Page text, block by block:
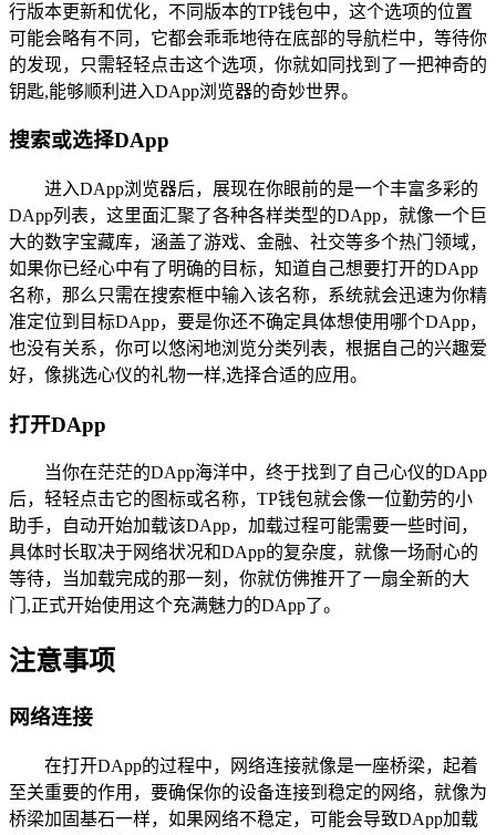
行版本更新和优化，不同版本的TP钱包中，这个选项的位置
可能会略有不同，它都会乖乖地待在底部的导航栏中，等待你
的发现，只需轻轻点击这个选项，你就如同找到了一把神奇的
钥匙,能够顺利进入DApp浏览器的奇妙世界。
搜索或选择DApp
进入DApp浏览器后，展现在你眼前的是一个丰富多彩的
DApp列表，这里面汇聚了各种各样类型的DApp，就像一个巨
大的数字宝藏库，涵盖了游戏、金融、社交等多个热门领域，
如果你已经心中有了明确的目标，知道自己想要打开的DApp
名称，那么只需在搜索框中输入该名称，系统就会迅速为你精
准定位到目标DApp，要是你还不确定具体想使用哪个DApp，
也没有关系，你可以悠闲地浏览分类列表，根据自己的兴趣爱
好，像挑选心仪的礼物一样,选择合适的应用。
打开DApp
当你在茫茫的DApp海洋中，终于找到了自己心仪的DApp
后，轻轻点击它的图标或名称，TP钱包就会像一位勤劳的小
助手，自动开始加载该DApp，加载过程可能需要一些时间，
具体时长取决于网络状况和DApp的复杂度，就像一场耐心的
等待，当加载完成的那一刻，你就仿佛推开了一扇全新的大
门,正式开始使用这个充满魅力的DApp了。
注意事项
网络连接
在打开DApp的过程中，网络连接就像是一座桥梁，起着
至关重要的作用，要确保你的设备连接到稳定的网络，就像为
桥梁加固基石一样，如果网络不稳定，可能会导致DApp加载